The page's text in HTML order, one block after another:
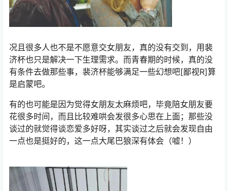
况且很多人也不是不愿意交女朋友，真的没有交到，用裴
济杯也只是解决一下生理需求。而青春期的时候，真的没
有条件去做那些事，裴济杯能够满足一些幻想吧[鄙视R]算
是启蒙吧。
有的也可能是因为觉得女朋友太麻烦吧，毕竟陪女朋友要
花很多时间，而且比较难哄会发很多心思在上面；那些没
谈过的就觉得谈恋爱多好呀，其实谈过之后就会发现自由
一点也是挺好的，这一点大尾巴狼深有体会（嘘！）